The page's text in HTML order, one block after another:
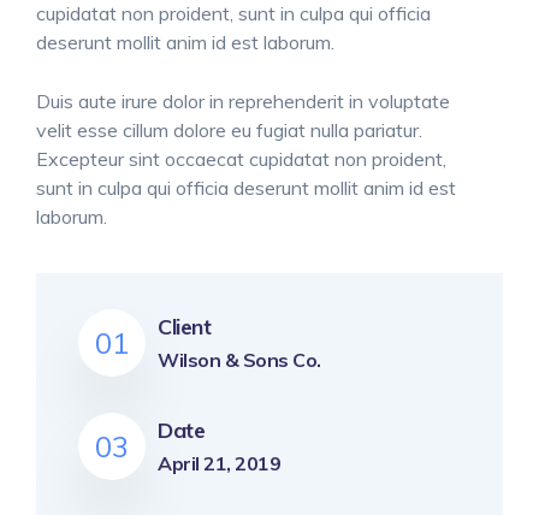
cupidatat non proident, sunt in culpa qui officia
deserunt mollit anim id est laborum.
Duis aute irure dolor in reprehenderit in voluptate
velit esse cillum dolore eu fugiat nulla pariatur.
Excepteur sint occaecat cupidatat non proident,
sunt in culpa qui officia deserunt mollit anim id est
laborum.
01 Client
Wilson & Sons Co.
03 Date
April 21, 2019